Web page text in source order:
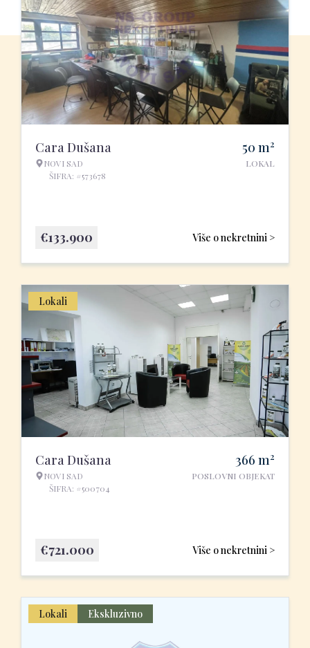
Cara Dušana
NOVI SAD
ŠIFRA: #573678
50 m2
LOKAL
Više o nekretnini >
€133.900
Lokali
Cara Dušana
NOVI SAD
ŠIFRA: #500704
366 m2
POSLOVNI OBJEKAT
Više o nekretnini >
€721.000
Lokali Ekskluzivno